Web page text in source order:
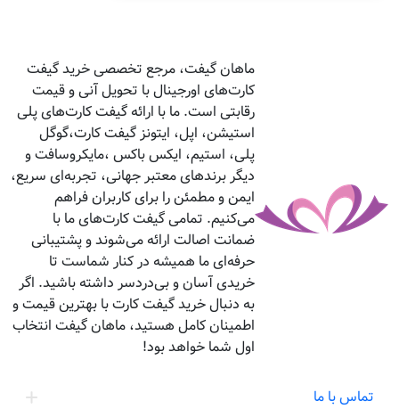
تماس با ما
ماهان گیفت، مرجع تخصصی خرید گیفت
کارت‌های اورجینال با تحویل آنی و قیمت
رقابتی است. ما با ارائه گیفت کارت‌های پلی
استیشن، اپل، ایتونز گیفت کارت،گوگل
پلی، استیم، ایکس باکس ،مایکروسافت و
دیگر برندهای معتبر جهانی، تجربه‌ای سریع،
ایمن و مطمئن را برای کاربران فراهم
می‌کنیم. تمامی گیفت کارت‌های ما با
ضمانت اصالت ارائه می‌شوند و پشتیبانی
حرفه‌ای ما همیشه در کنار شماست تا
خریدی آسان و بی‌دردسر داشته باشید. اگر
به دنبال خرید گیفت کارت با بهترین قیمت و
اطمینان کامل هستید، ماهان گیفت انتخاب
اول شما خواهد بود!